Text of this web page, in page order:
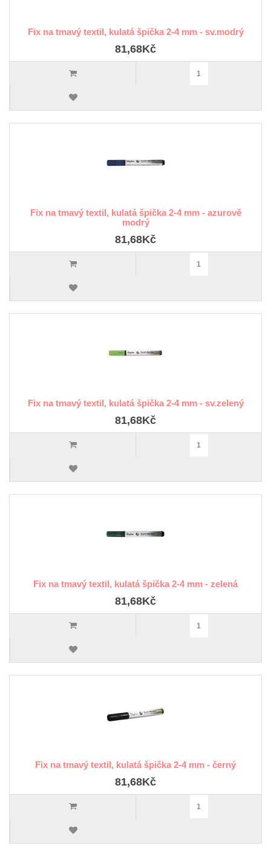
Fix na tmavý textil, kulatá špička 2-4 mm - sv.modrý
81,68Kč
Fix na tmavý textil, kulatá špička 2-4 mm - azurově
modrý
81,68Kč
Fix na tmavý textil, kulatá špička 2-4 mm - sv.zelený
81,68Kč
Fix na tmavý textil, kulatá špička 2-4 mm - zelená
81,68Kč
Fix na tmavý textil, kulatá špička 2-4 mm - černý
81,68Kč